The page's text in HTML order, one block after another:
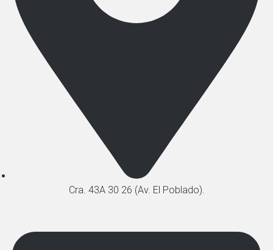
Cra. 43A 30 26 (Av. El Poblado).